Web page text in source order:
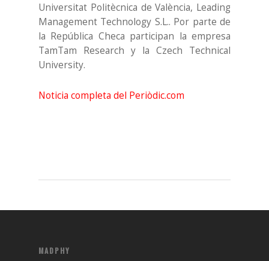
Universitat Politècnica de València, Leading
Management Technology S.L.. Por parte de
la República Checa participan la empresa
TamTam Research y la Czech Technical
University.
Noticia completa del Periòdic.com
MADPHY